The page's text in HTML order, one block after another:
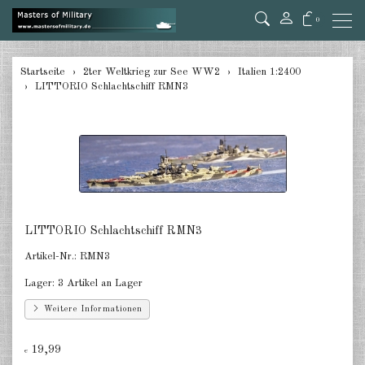
0
zurück
Italien 1:2400
Japan 1:285
Japan 1:2400
Alliierte 1:285/300
USA 1:2400
Frankreich 1:2400
Startseite 2ter Weltkrieg zur See WW2
Italien 1:2400
LITTORIO Schlachtschiff RMN3
LITTORIO Schlachtschiff RMN3
Artikel-Nr.: RMN3
Lager: 3 Artikel an Lager
Weitere Informationen
€ 19,99